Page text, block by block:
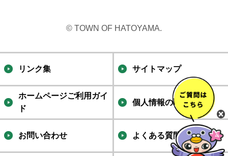
© TOWN OF HATOYAMA.
リンク集 サイトマップ
ホームページご利用ガイ
ド
個人情報の取り扱い
お問い合わせ よくある質問集